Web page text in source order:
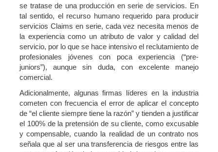
se tratase de una producción en serie de servicios. En
tal sentido, el recurso humano requerido para producir
servicios Claims en serie, cada vez necesita menos de
la experiencia como un atributo de valor y calidad del
servicio, por lo que se hace intensivo el reclutamiento de
profesionales jóvenes con poca experiencia (“pre-
juniors”), aunque sin duda, con excelente manejo
comercial.
Adicionalmente, algunas firmas líderes en la industria
cometen con frecuencia el error de aplicar el concepto
de “el cliente siempre tiene la razón” y tienden a justificar
el 100% de la pretensión de su cliente, como excusable
y compensable, cuando la realidad de un contrato nos
señala que al ser una transferencia de riesgos entre las